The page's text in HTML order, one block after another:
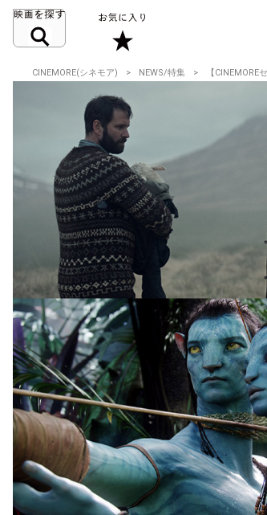
CINEMORE(シネモア) NEWS/特集 【